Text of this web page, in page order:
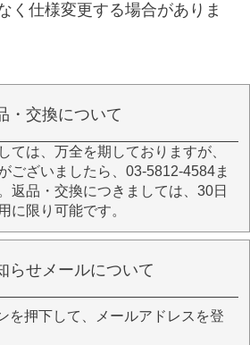
く仕様変更する場合がありま
・交換について
ては、万全を期しておりますが、
ございましたら、03-5812-4584ま
返品・交換につきましては、30日
に限り可能です。
らせメールについて
を押下して、メールアドレスを登